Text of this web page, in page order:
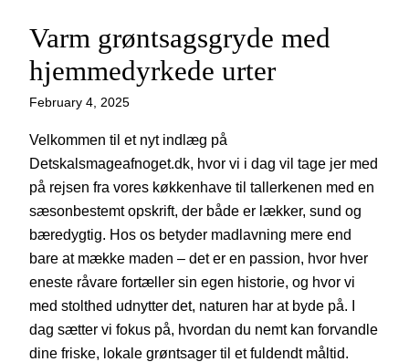
Varm grøntsagsgryde med
hjemmedyrkede urter
February 4, 2025
Velkommen til et nyt indlæg på
Detskalsmageafnoget.dk, hvor vi i dag vil tage jer med
på rejsen fra vores køkkenhave til tallerkenen med en
sæsonbestemt opskrift, der både er lækker, sund og
bæredygtig. Hos os betyder madlavning mere end
bare at mække maden – det er en passion, hvor hver
eneste råvare fortæller sin egen historie, og hvor vi
med stolthed udnytter det, naturen har at byde på. I
dag sætter vi fokus på, hvordan du nemt kan forvandle
dine friske, lokale grøntsager til et fuldendt måltid.